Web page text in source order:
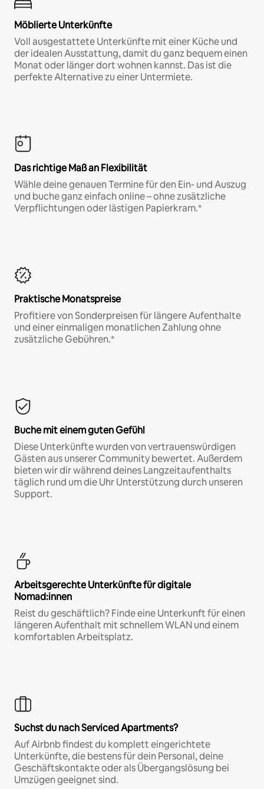
Möblierte Unterkünfte
Voll ausgestattete Unterkünfte mit einer Küche und
der idealen Ausstattung, damit du ganz bequem einen
Monat oder länger dort wohnen kannst. Das ist die
perfekte Alternative zu einer Untermiete.
Das richtige Maß an Flexibilität
Wähle deine genauen Termine für den Ein- und Auszug
und buche ganz einfach online – ohne zusätzliche
Verpflichtungen oder lästigen Papierkram.*
Praktische Monatspreise
Profitiere von Sonderpreisen für längere Aufenthalte
und einer einmaligen monatlichen Zahlung ohne
zusätzliche Gebühren.*
Buche mit einem guten Gefühl
Diese Unterkünfte wurden von vertrauenswürdigen
Gästen aus unserer Community bewertet. Außerdem
bieten wir dir während deines Langzeitaufenthalts
täglich rund um die Uhr Unterstützung durch unseren
Support.
Arbeitsgerechte Unterkünfte für digitale
Nomad:innen
Reist du geschäftlich? Finde eine Unterkunft für einen
längeren Aufenthalt mit schnellem WLAN und einem
komfortablen Arbeitsplatz.
Suchst du nach Serviced Apartments?
Auf Airbnb findest du komplett eingerichtete
Unterkünfte, die bestens für dein Personal, deine
Geschäftskontakte oder als Übergangslösung bei
Umzügen geeignet sind.